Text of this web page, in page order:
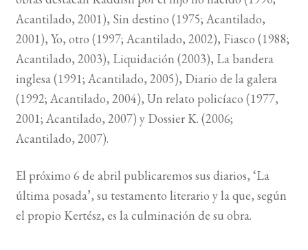
Acantilado, 2001), Sin destino (1975; Acantilado,
2001), Yo, otro (1997; Acantilado, 2002), Fiasco (1988;
Acantilado, 2003), Liquidación (2003), La bandera
inglesa (1991; Acantilado, 2005), Diario de la galera
(1992; Acantilado, 2004), Un relato policíaco (1977,
2001; Acantilado, 2007) y Dossier K. (2006;
Acantilado, 2007).
El próximo 6 de abril publicaremos sus diarios, ‘La
última posada’, su testamento literario y la que, según
el propio Kertész, es la culminación de su obra.